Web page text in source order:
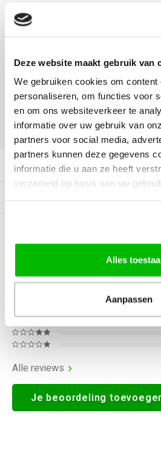
Deze website maakt gebruik van
We gebruiken cookies om content
personaliseren, om functies voor
en om ons websiteverkeer te
informatie over uw gebruik van
partners voor social media,
partners kunnen deze gegevens
informatie die u aan ze heeft
verzameld op basis van uw
Alles
Aanpassen
€14,99
Prachtig effect op zwart papier
Toevoegen
DELEN:
Productomschrijving
Alle reviews
Je beoordeling